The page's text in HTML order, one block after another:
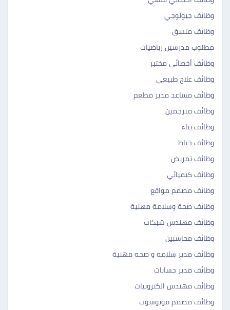
وظائف جيولوجي
وظائف منسق
مطلوب مدرسين رياضيات
وظائف أخصائى مختبر
وظائف علاج طبيعي
وظائف مساعد مدير مطعم
وظائف مترجمين
وظائف بناء
وظائف خياط
وظائف تمريض
وظائف كيميائي
وظائف مصمم مواقع
وظائف صحة وسلامة مهنية
وظائف مهندس شبكات
وظائف محاسبين
وظائف مدير سلامه و صحه مهنية
وظائف مدير حسابات
وظائف مهندس الكترونيات
وظائف مصمم فوتوشوب